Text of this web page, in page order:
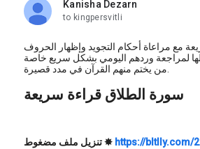
Kanisha Dezarn
unread,
to kingpersvitli
مع مراعاة أحكام التجويد وإظهار الحروف
لمراجعة وردهم اليومي بشكل سريع خاصة
سورة الطلاق قراءة سريعة
تنزيل ملف مضغوط✸ https://bltlly.com/